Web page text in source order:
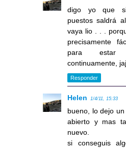
digo yo que
puestos saldrá
vaya lio . . .
precisamente
para estar
continuamente,
Responder
Helen 1/4/11, 15:33
bueno, lo dejo
abierto y mas
nuevo.
si conseguis